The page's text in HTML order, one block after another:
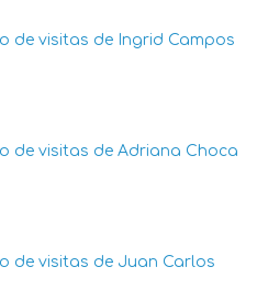
de visitas de Ingrid Campos
de visitas de Adriana Choca
de visitas de Juan Carlos